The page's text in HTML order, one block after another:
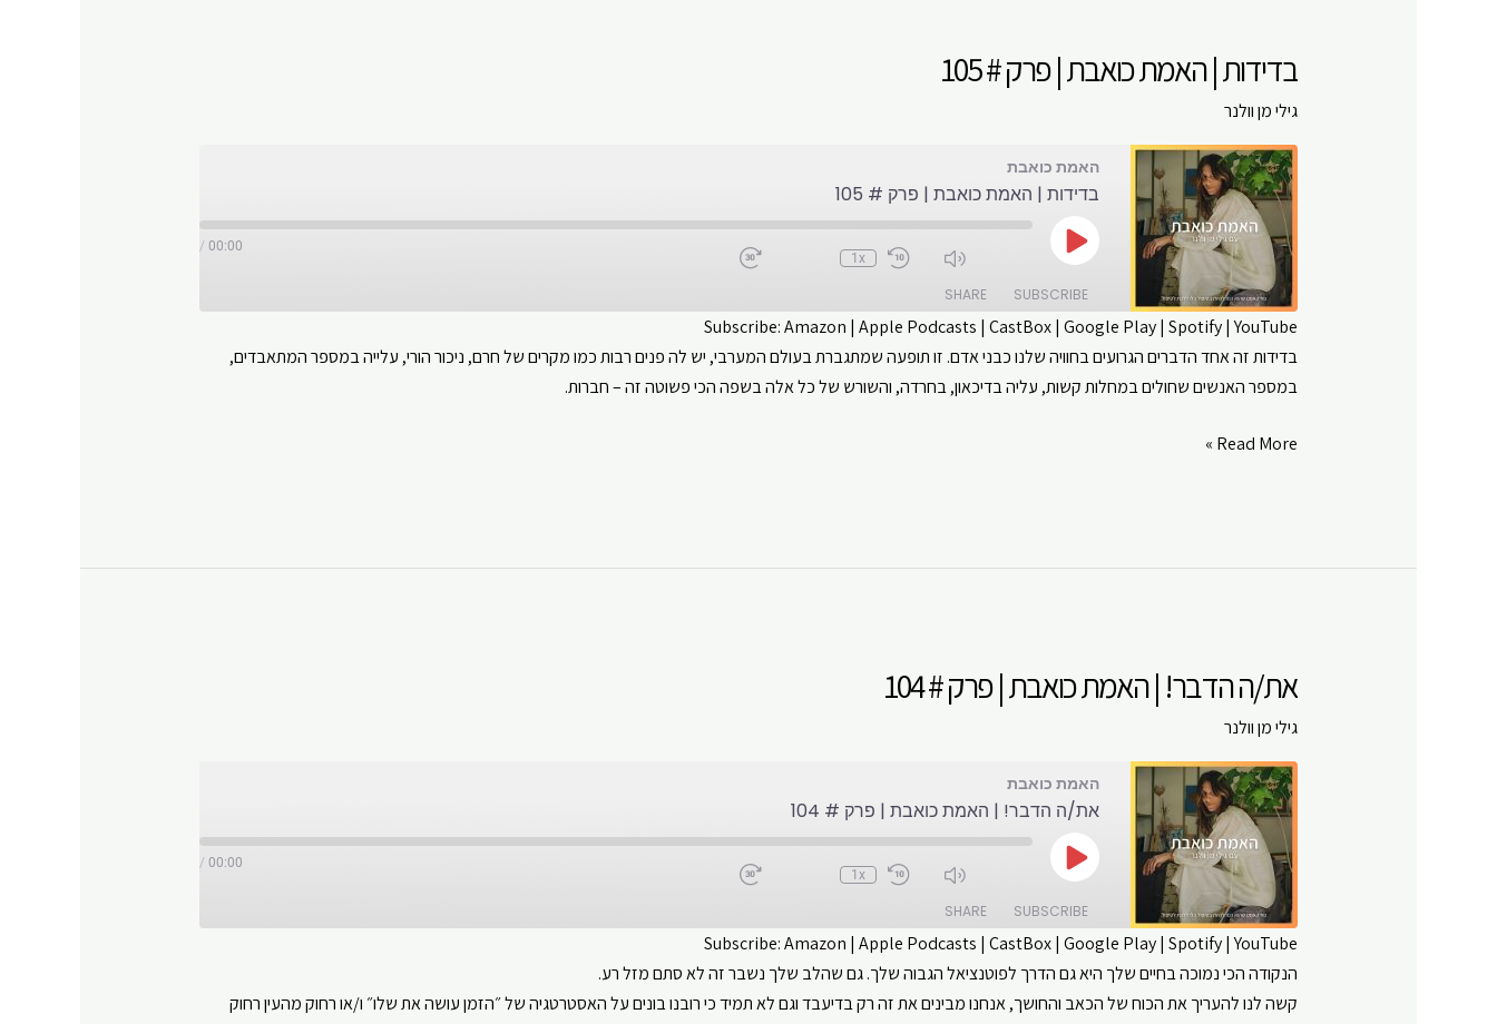
106
בדידות | האמת כואבת | פרק # 105
גילי מן וולנר
האמת כואבת
בדידות | האמת כואבת | פרק # 105
Play
Episode
1x
00:00
/
SUBSCRIBE
SHARE
Amazon
Apple Podcasts
CastBox
Google Play
Spotify
RSS FEED
SHARE
EMBED
Subscribe:Amazon |Apple Podcasts |CastBox|Google Play|Spotify|YouTube
בדידות זה אחד הדברים הגרועים בחוויה שלנו כבני אדם. זו תופעה שמתגברת בעולם המערבי, יש לה פנים רבות כמו מקרים של חרם, ניכור הורי, עלייה במספר המתאבדים,
במספר האנשים שחולים במחלות קשות, עליה בדיכאון, בחרדה, והשורש של כל אלה בשפה הכי פשוטה זה – חברות.
בדידות
|
Read More »
את/ה הדבר! | האמת כואבת | פרק # 104
גילי מן וולנר
האמת כואבת
את/ה הדבר! | האמת כואבת | פרק # 104
Play
Episode
1x
00:00
/
SUBSCRIBE
SHARE
Amazon
Apple Podcasts
Google Play
Spotify
YouTube
SHARE
Subscribe:Amazon |Apple Podcasts |CastBox|Google Play|Spotify|YouTube
הנקודה הכי נמוכה בחיים שלך היא גם הדרך לפוטנציאל הגבוה שלך. גם שהלב שלך נשבר זה לא סתם מזל רע.
קשה לנו להעריך את הכוח של הכאב והחושך, אנחנו מבינים את זה רק בדיעבד וגם לא תמיד כי רובנו בונים על האסטרטגיה של ״הזמן עושה את שלו״ ו/או רחוק מהעין רחוק